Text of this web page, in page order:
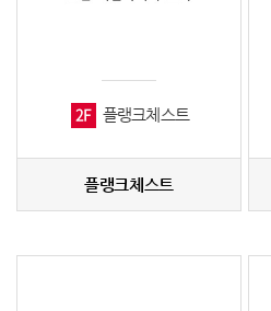
2F 플랭크체스트
플랭크체스트